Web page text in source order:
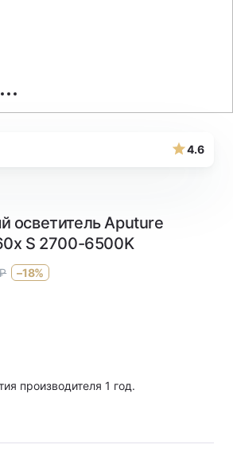
4.6
осветитель Aputure
S 2700-6500K
–18%
производителя 1 год.